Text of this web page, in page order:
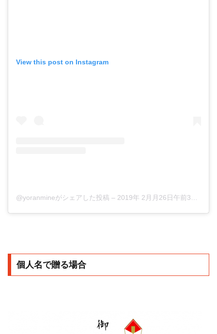
View this post on Instagram
@yoranmineがシェアした投稿 – 2019年 2月月26日午前3時43分PST
個人名で贈る場合